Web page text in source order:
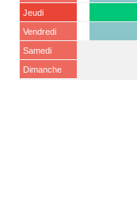
Jeudi
Vendredi
Samedi
Dimanche